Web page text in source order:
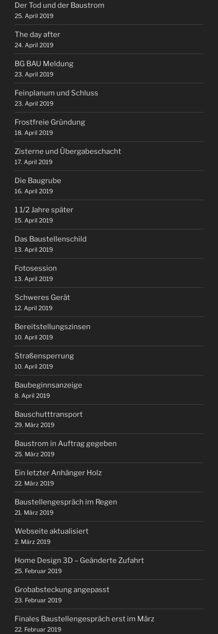
Der Tod und der Baustrom
25. April 2019
The day after
24. April 2019
BG BAU Meldung
23. April 2019
Feinplanum und Schluss
23. April 2019
Frostfreie Gründung
18. April 2019
Zisterne und Übergabeschacht
17. April 2019
Die Baugrube
16. April 2019
1 1/2 Jahre später
15. April 2019
Das Baustellenschild
13. April 2019
Fotosession
13. April 2019
Schweres Gerät
12. April 2019
Bereitstellungszinsen
10. April 2019
Straßensperrung
10. April 2019
Baubeginnsanzeige
8. April 2019
Bauschutttransport
29. März 2019
Baustrom in Auftrag gegeben
25. März 2019
Ein letzter Anhänger Holz
22. März 2019
Baustellengespräch im Regen
21. März 2019
Webseite aktualisiert
2. März 2019
Home Design 3D – Geänderte Zufahrt
25. Februar 2019
Grobabsteckung angepasst
23. Februar 2019
Finales Baustellengespräch erst im März
22. Februar 2019